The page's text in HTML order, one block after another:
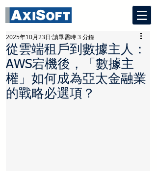
從雲端租戶到數據主人：
AWS宕機後，「數據主
權」如何成為亞太金融業
的戰略必選項？
2025年10月23日 讀畢需時 3 分鐘